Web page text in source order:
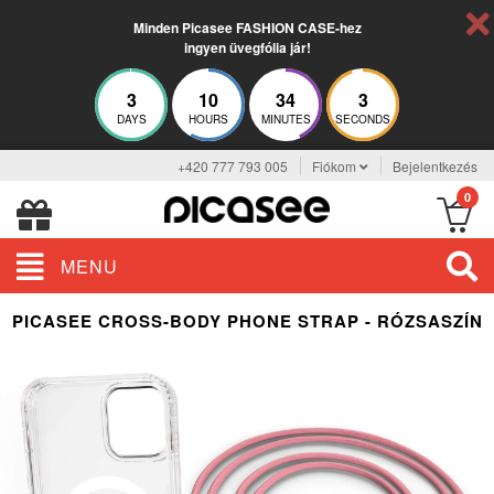
Minden Picasee FASHION CASE-hez
ingyen üvegfólia jár!
3
DAYS
10
HOURS
34
MINUTES
3
SECONDS
+420 777 793 005 Fiókom Bejelentkezés
0
MENU
PICASEE CROSS-BODY PHONE STRAP - RÓZSASZÍN